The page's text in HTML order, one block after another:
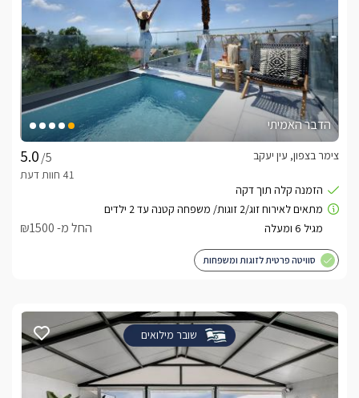
הדבר האמיתי
/5
צימר בצפון, עין יעקב
החל מ- ₪1500
סוויטה פרטית לזוגות ומשפחות
שובר מילואים